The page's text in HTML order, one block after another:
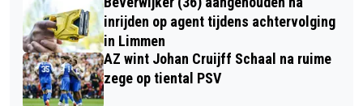
inrijden op agent tijdens achtervolging
in Limmen
AZ wint Johan Cruijff Schaal na ruime
zege op tiental PSV